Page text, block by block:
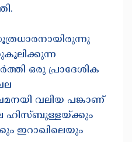
ഒരു പ്രാദേശിക
വലിയ പങ്കാണ്
ഹിസ്ബുള്ളയ്ക്കും
ഇറാഖിലെയും